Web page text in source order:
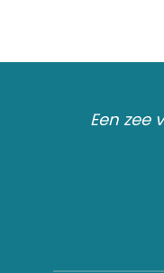
Een zee